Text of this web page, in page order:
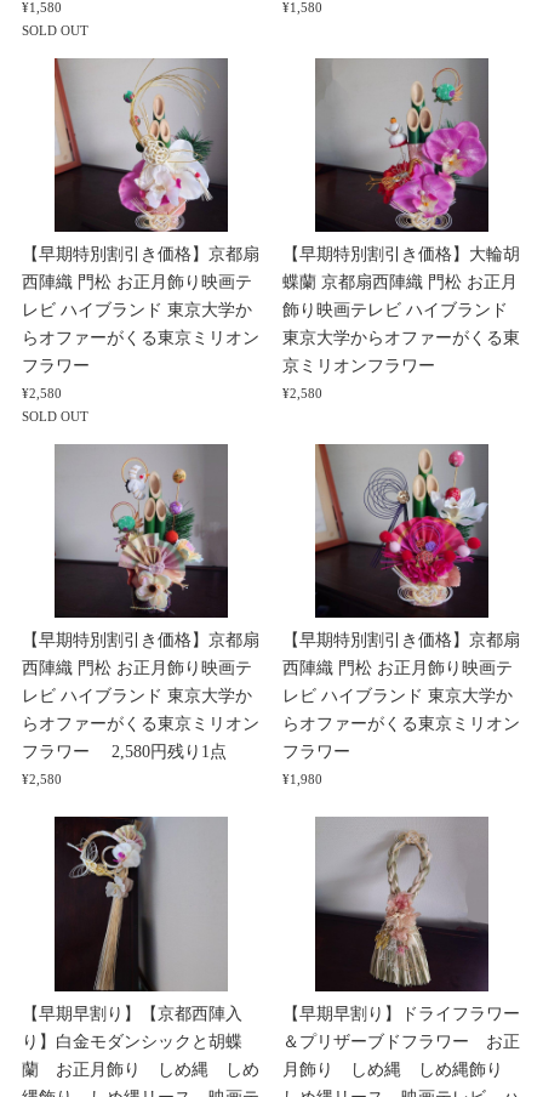
¥1,580
SOLD OUT
¥1,580
【早期特別割引き価格】京都扇
西陣織 門松 お正月飾り映画テ
レビ ハイブランド 東京大学か
らオファーがくる東京ミリオン
フラワー
¥2,580
SOLD OUT
【早期特別割引き価格】大輪胡
蝶蘭 京都扇西陣織 門松 お正月
飾り映画テレビ ハイブランド
東京大学からオファーがくる東
京ミリオンフラワー
¥2,580
【早期特別割引き価格】京都扇
西陣織 門松 お正月飾り映画テ
レビ ハイブランド 東京大学か
らオファーがくる東京ミリオン
フラワー 2,580円残り1点
¥2,580
【早期特別割引き価格】京都扇
西陣織 門松 お正月飾り映画テ
レビ ハイブランド 東京大学か
らオファーがくる東京ミリオン
フラワー
¥1,980
【早期早割り】【京都西陣入
り】白金モダンシックと胡蝶
蘭 お正月飾り しめ縄 しめ
【早期早割り】ドライフラワー
＆プリザーブドフラワー お正
月飾り しめ縄 しめ縄飾り